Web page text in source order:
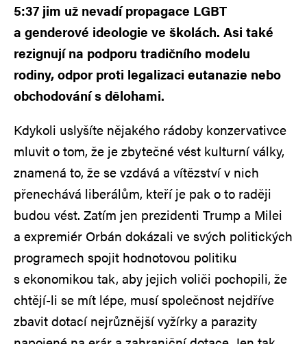
5:37 jim už nevadí propagace LGBT
a genderové ideologie ve školách. Asi také
rezignují na podporu tradičního modelu
rodiny, odpor proti legalizaci eutanazie nebo
obchodování s dělohami.
Kdykoli uslyšíte nějakého rádoby konzervativce
mluvit o tom, že je zbytečné vést kulturní války,
znamená to, že se vzdává a vítězství v nich
přenechává liberálům, kteří je pak o to raději
budou vést. Zatím jen prezidenti Trump a Milei
a expremiér Orbán dokázali ve svých politických
programech spojit hodnotovou politiku
s ekonomikou tak, aby jejich voliči pochopili, že
chtějí-li se mít lépe, musí společnost nejdříve
zbavit dotací nejrůznější vyžírky a parazity